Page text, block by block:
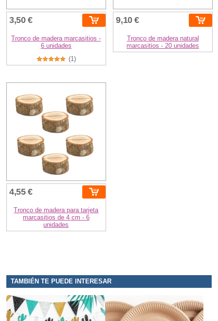
3,50 €
Tronco de madera marcasitios -
6 unidades
(1)
9,10 €
Tronco de madera natural
marcasitios - 20 unidades
4,55 €
Tronco de madera para tarjeta
marcasitios de 4 cm - 6
unidades
TAMBIÉN TE PUEDE INTERESAR